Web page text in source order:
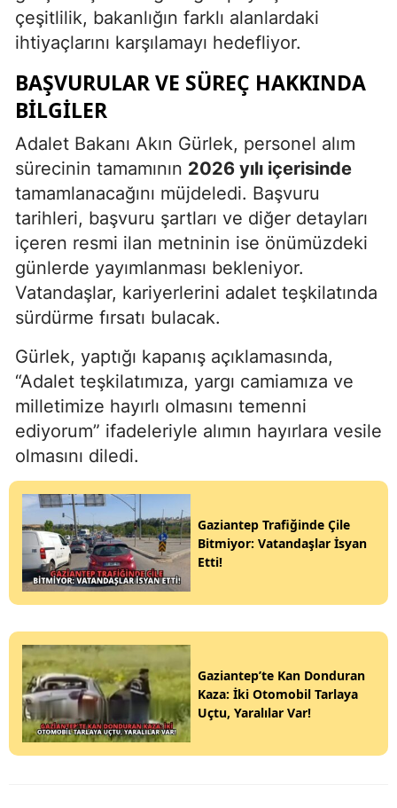
çeşitlilik, bakanlığın farklı alanlardaki
ihtiyaçlarını karşılamayı hedefliyor.
BAŞVURULAR VE SÜREÇ HAKKINDA
BILGILER
Adalet Bakanı Akın Gürlek, personel alım
sürecinin tamamının 2026 yılı içerisinde
tamamlanacağını müjdeledi. Başvuru
tarihleri, başvuru şartları ve diğer detayları
içeren resmi ilan metninin ise önümüzdeki
günlerde yayımlanması bekleniyor.
Vatandaşlar, kariyerlerini adalet teşkilatında
sürdürme fırsatı bulacak.
Gürlek, yaptığı kapanış açıklamasında,
“Adalet teşkilatımıza, yargı camiamıza ve
milletimize hayırlı olmasını temenni
ediyorum” ifadeleriyle alımın hayırlara vesile
olmasını diledi.
Gaziantep Trafiğinde Çile
Bitmiyor: Vatandaşlar İsyan
Etti!
Gaziantep’te Kan Donduran
Kaza: İki Otomobil Tarlaya
Uçtu, Yaralılar Var!